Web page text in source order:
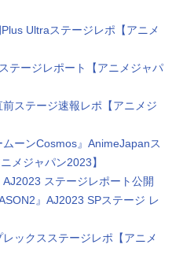
Ultraステージレポ【アニメ
テージレポート【アニメジャパ
ステージ速報レポ【アニメジ
ーンCosmos』AnimeJapanス
メジャパン2023】
AJ2023 ステージレポート公開
』AJ2023 SPステージ レ
レックスステージレポ【アニメ